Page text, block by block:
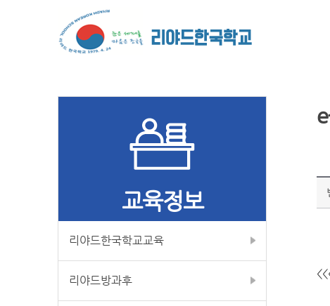
교육정보
리야드한국학교교육
리야드방과후
<<